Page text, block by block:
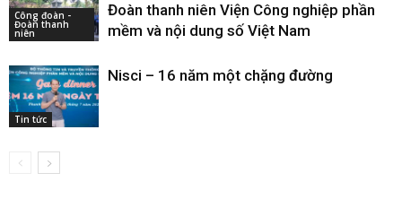
Công đoàn -
Đoàn thanh
niên
Đoàn thanh niên Viện Công nghiệp phần
mềm và nội dung số Việt Nam
Tin tức
Nisci – 16 năm một chặng đường